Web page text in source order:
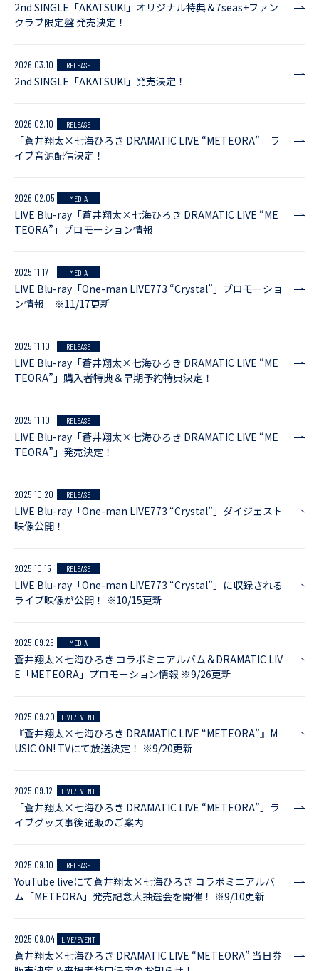
2nd SINGLE「AKATSUKI」オリジナル特典＆7seas+ファン
クラブ限定盤 発売決定！
2026.03.10 RELEASE
2nd SINGLE「AKATSUKI」発売決定！
2026.02.10 RELEASE
「蒼井翔太×七海ひろき DRAMATIC LIVE “METEORA”」ラ
イブ音源配信決定！
2026.02.05 MEDIA
LIVE Blu-ray「蒼井翔太×七海ひろき DRAMATIC LIVE “ME
TEORA”」プロモーション情報
2025.11.17 MEDIA
LIVE Blu-ray「One-man LIVE773 “Crystal”」プロモーショ
ン情報 ※11/17更新
2025.11.10 RELEASE
LIVE Blu-ray「蒼井翔太×七海ひろき DRAMATIC LIVE “ME
TEORA”」購入者特典＆早期予約特典決定！
2025.11.10 RELEASE
LIVE Blu-ray「蒼井翔太×七海ひろき DRAMATIC LIVE “ME
TEORA”」発売決定！
2025.10.20 RELEASE
LIVE Blu-ray「One-man LIVE773 “Crystal”」ダイジェスト
映像公開！
2025.10.15 RELEASE
LIVE Blu-ray「One-man LIVE773 “Crystal”」に収録される
ライブ映像が公開！ ※10/15更新
2025.09.26 MEDIA
蒼井翔太×七海ひろき コラボミニアルバム＆DRAMATIC LIV
E「METEORA」プロモーション情報 ※9/26更新
2025.09.20 LIVE/EVENT
『蒼井翔太×七海ひろき DRAMATIC LIVE “METEORA”』M
USIC ON! TVにて放送決定！ ※9/20更新
2025.09.12 LIVE/EVENT
「蒼井翔太×七海ひろき DRAMATIC LIVE “METEORA”」ラ
イブグッズ事後通販のご案内
2025.09.10 RELEASE
YouTube liveにて蒼井翔太×七海ひろき コラボミニアルバ
ム「METEORA」発売記念大抽選会を開催！ ※9/10更新
2025.09.04 LIVE/EVENT
蒼井翔太×七海ひろき DRAMATIC LIVE “METEORA” 当日券